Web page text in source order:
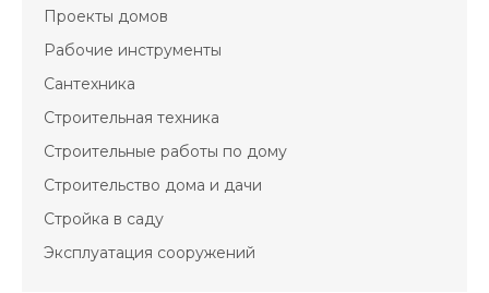
Проекты домов
Рабочие инструменты
Сантехника
Строительная техника
Строительные работы по дому
Строительство дома и дачи
Стройка в саду
Эксплуатация сооружений